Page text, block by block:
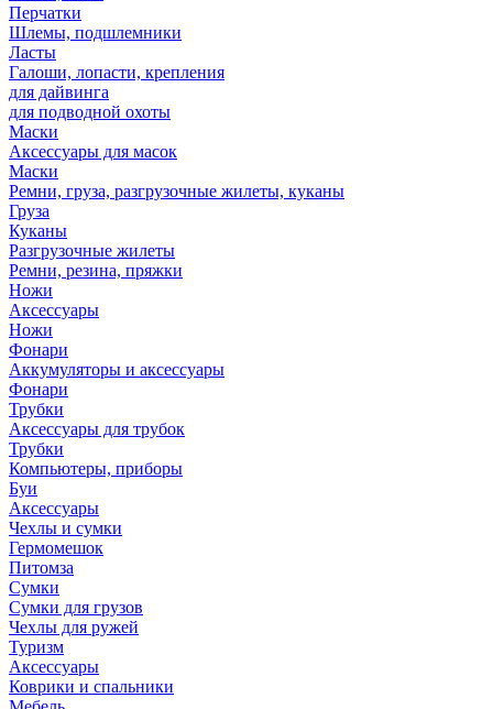
Перчатки
Шлемы, подшлемники
Ласты
Галоши, лопасти, крепления
для дайвинга
для подводной охоты
Маски
Аксессуары для масок
Маски
Ремни, груза, разгрузочные жилеты, куканы
Груза
Куканы
Разгрузочные жилеты
Ремни, резина, пряжки
Ножи
Аксессуары
Ножи
Фонари
Аккумуляторы и аксессуары
Фонари
Трубки
Аксессуары для трубок
Трубки
Компьютеры, приборы
Буи
Аксессуары
Чехлы и сумки
Гермомешок
Питомза
Сумки
Сумки для грузов
Чехлы для ружей
Туризм
Аксессуары
Коврики и спальники